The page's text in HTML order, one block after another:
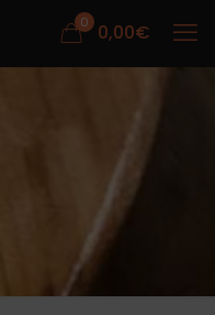
0 0,00€